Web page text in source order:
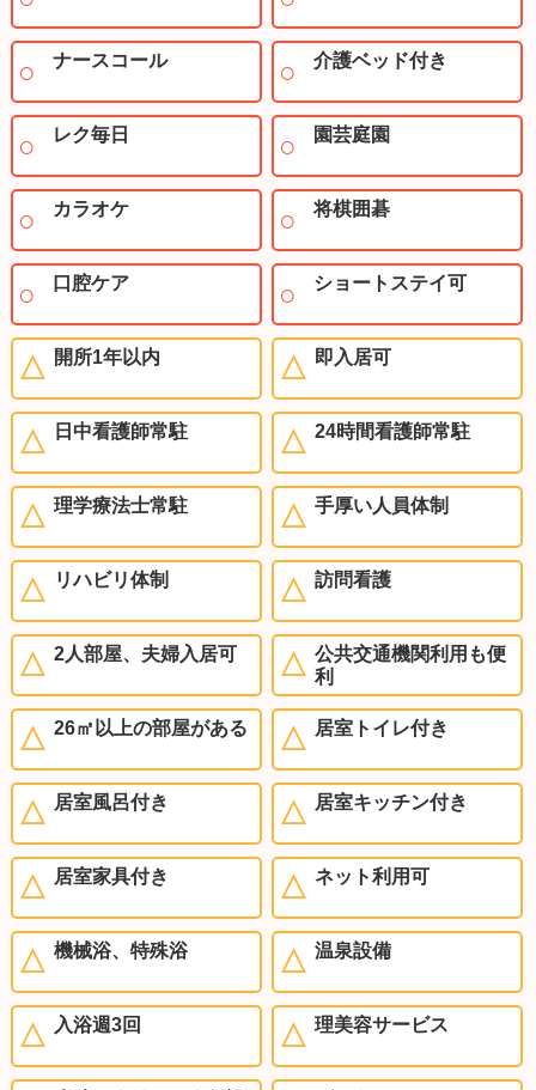
ナースコール 介護ベッド付き
レク毎日 園芸庭園
カラオケ 将棋囲碁
口腔ケア ショートステイ可
開所1年以内 即入居可
日中看護師常駐 24時間看護師常駐
理学療法士常駐 手厚い人員体制
リハビリ体制 訪問看護
2人部屋、夫婦入居可
公共交通機関利用も便
利
26㎡以上の部屋がある 居室トイレ付き
居室風呂付き 居室キッチン付き
居室家具付き ネット利用可
機械浴、特殊浴 温泉設備
入浴週3回 理美容サービス